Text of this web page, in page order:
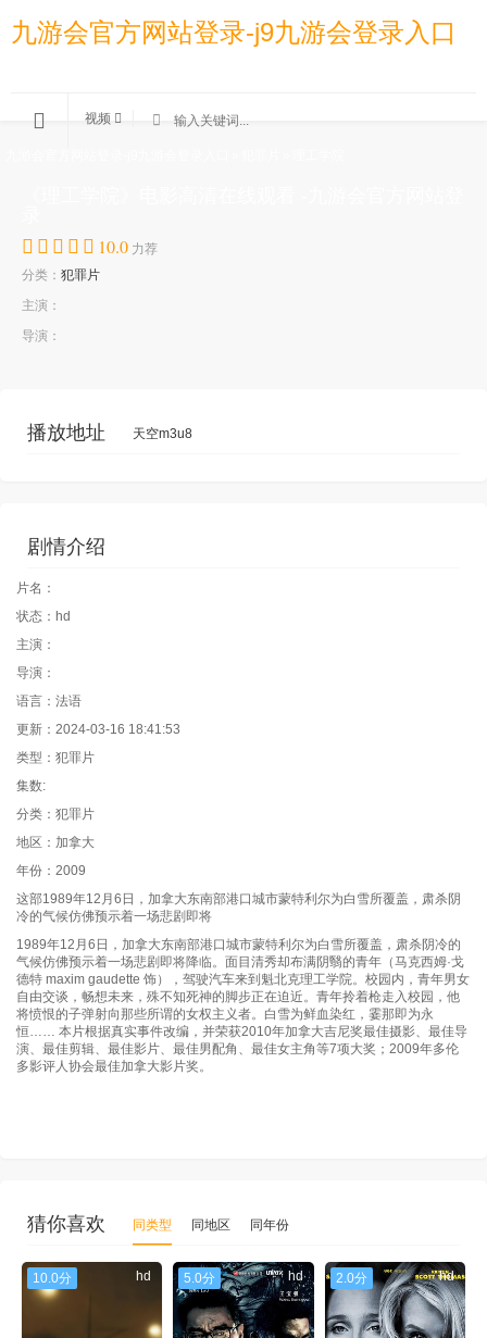
九游会官方网站登录-j9九游会登录入口
视频
10.0 力荐
分类： 犯罪片
主演：
导演：
播放地址 天空m3u8
剧情介绍
片名：
状态：hd
主演：
导演：
语言：法语
更新：2024-03-16 18:41:53
类型：犯罪片
集数:
分类：犯罪片
地区：加拿大
年份：2009
这部1989年12月6日，加拿大东南部港口城市蒙特利尔为白雪所覆盖，肃杀阴
冷的气候仿佛预示着一场悲剧即将
1989年12月6日，加拿大东南部港口城市蒙特利尔为白雪所覆盖，肃杀阴冷的
气候仿佛预示着一场悲剧即将降临。面目清秀却布满阴翳的青年（马克西姆·戈
德特 maxim gaudette 饰），驾驶汽车来到魁北克理工学院。校园内，青年男女
自由交谈，畅想未来，殊不知死神的脚步正在迫近。青年拎着枪走入校园，他
将愤恨的子弹射向那些所谓的女权主义者。白雪为鲜血染红，霎那即为永
恒…… 本片根据真实事件改编，并荣获2010年加拿大吉尼奖最佳摄影、最佳导
演、最佳剪辑、最佳影片、最佳男配角、最佳女主角等7项大奖；2009年多伦
多影评人协会最佳加拿大影片奖。
猜你喜欢 同类型 同地区 同年份
10.0分 hd 5.0分 hd 2.0分 hd